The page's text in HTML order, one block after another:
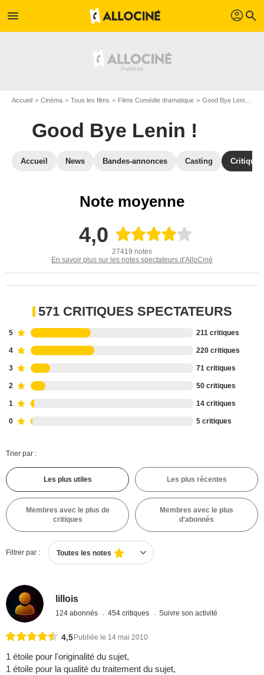
menu profil search
Accueil Cinéma Tous les films Films Comédie dramatique Good Bye Lenin !
Good Bye Lenin !
Accueil News Bandes-annonces Casting
Note moyenne
4,0
27419 notes
En savoir plus sur les notes spectateurs d'AlloCiné
571 CRITIQUES SPECTATEURS
5 211 critiques
4 220 critiques
3 71 critiques
2 50 critiques
1 14 critiques
0 5 critiques
Trier par :
Les plus utiles Les plus récentes
Membres avec le plus de
critiques
Membres avec le plus
d'abonnés
Filtrer par : Toutes les notes
lillois
124 abonnés 454 critiques Suivre son activité
4,5 Publiée le 14 mai 2010
1 étoile pour l'originalité du sujet,
1 étoile pour la qualité du traitement du sujet,